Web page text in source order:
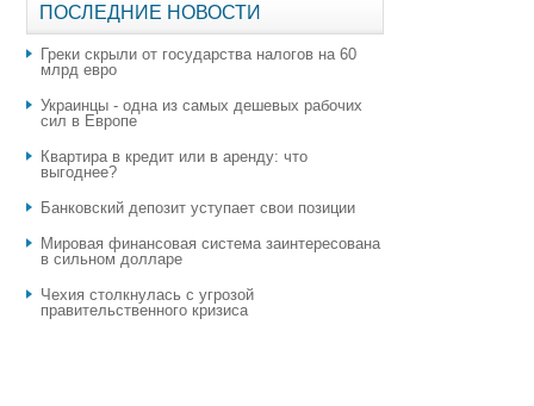
ПОСЛЕДНИЕ НОВОСТИ
Греки скрыли от государства налогов на 60
млрд евро
Украинцы - одна из самых дешевых рабочих
сил в Европе
Квартира в кредит или в аренду: что
выгоднее?
​Банковский депозит уступает свои позиции
Мировая финансовая система заинтересована
в сильном долларе
Чехия столкнулась с угрозой
правительственного кризиса